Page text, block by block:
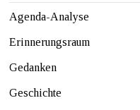
Agenda-Analyse
Erinnerungsraum
Gedanken
Geschichte